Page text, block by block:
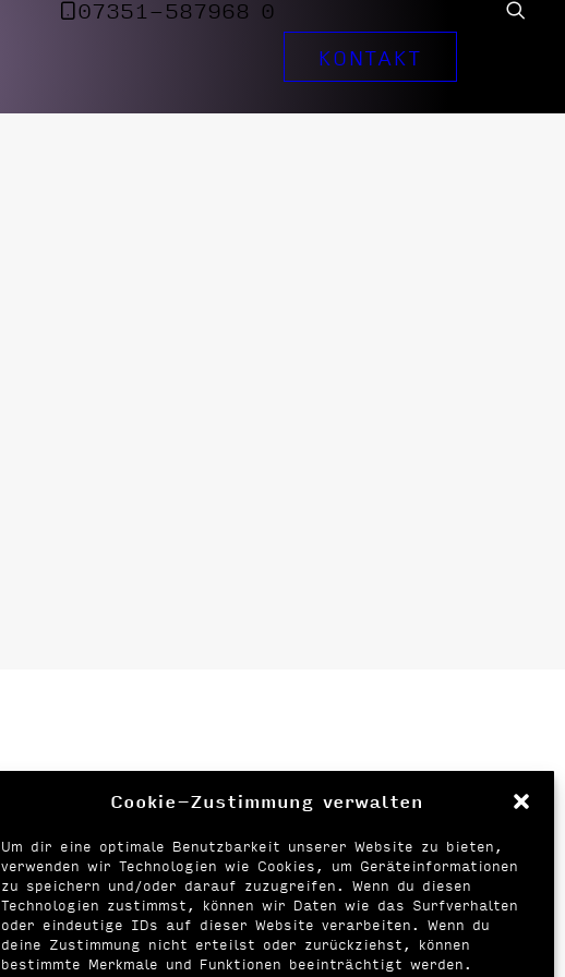
Cookie-Zustimmung verwalten
Um dir eine optimale Benutzbarkeit unserer Website zu bieten,
verwenden wir Technologien wie Cookies, um Geräteinformationen
zu speichern und/oder darauf zuzugreifen. Wenn du diesen
Technologien zustimmst, können wir Daten wie das Surfverhalten
oder eindeutige IDs auf dieser Website verarbeiten. Wenn du
deine Zustimmung nicht erteilst oder zurückziehst, können
bestimmte Merkmale und Funktionen beeinträchtigt werden.
07351-587968 0
KONTAKT